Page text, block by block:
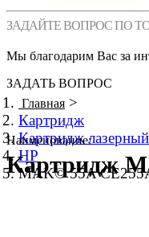
ЗАДАЙТЕ ВОПРОС ПО
Мы благодарим Вас за
ЗАДАТЬ ВОПРОС
Главная >
Картридж
Картридж лазерный
HP
MAK© 55A
Наименование:
Картридж